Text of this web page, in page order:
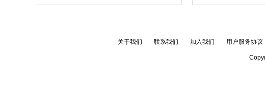
关于我们 联系我们 加入我们 用户服务协议